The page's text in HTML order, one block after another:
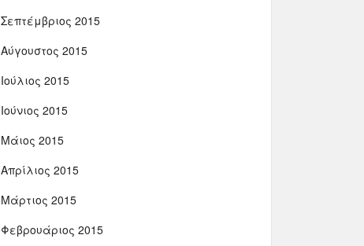
Σεπτέμβριος 2015
Αύγουστος 2015
Ιούλιος 2015
Ιούνιος 2015
Μάιος 2015
Απρίλιος 2015
Μάρτιος 2015
Φεβρουάριος 2015